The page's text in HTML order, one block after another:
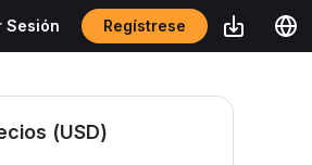
Sesión Regístrese
(USD)